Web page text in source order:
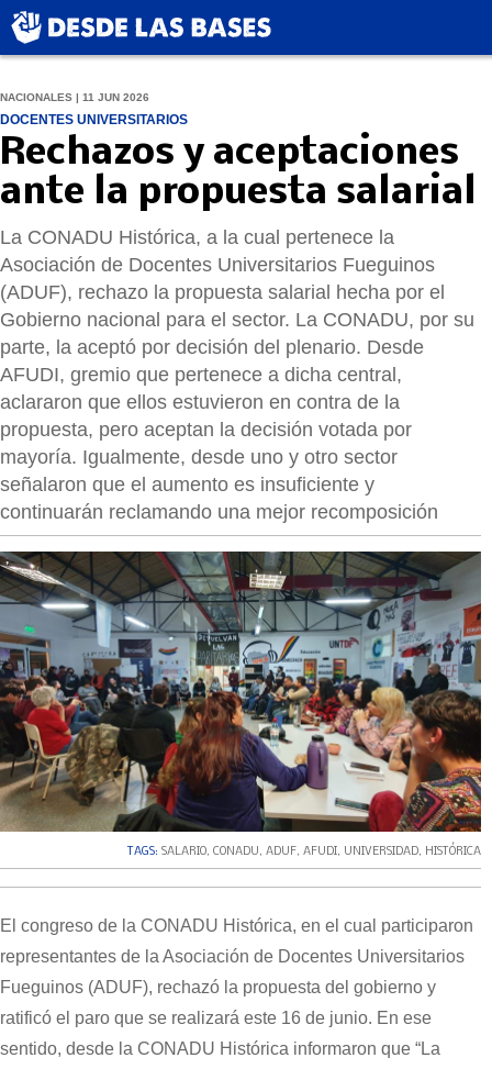
NACIONALES | 11 JUN 2026
DOCENTES UNIVERSITARIOS
Rechazos y aceptaciones
ante la propuesta salarial
La CONADU Histórica, a la cual pertenece la
Asociación de Docentes Universitarios Fueguinos
(ADUF), rechazo la propuesta salarial hecha por el
Gobierno nacional para el sector. La CONADU, por su
parte, la aceptó por decisión del plenario. Desde
AFUDI, gremio que pertenece a dicha central,
aclararon que ellos estuvieron en contra de la
propuesta, pero aceptan la decisión votada por
mayoría. Igualmente, desde uno y otro sector
señalaron que el aumento es insuficiente y
continuarán reclamando una mejor recomposición
TAGS: SALARIO, CONADU, ADUF, AFUDI, UNIVERSIDAD, HISTÓRICA
El congreso de la CONADU Histórica, en el cual participaron
representantes de la Asociación de Docentes Universitarios
Fueguinos (ADUF), rechazó la propuesta del gobierno y
ratificó el paro que se realizará este 16 de junio. En ese
sentido, desde la CONADU Histórica informaron que “La